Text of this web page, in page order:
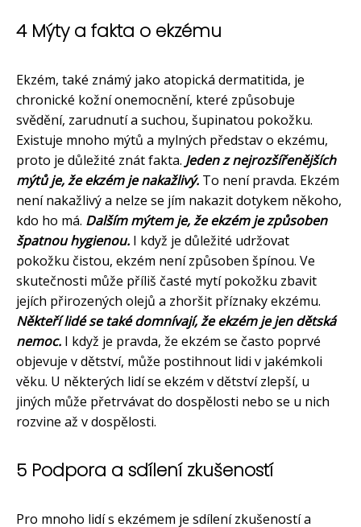
4 Mýty a fakta o ekzému
Ekzém, také známý jako atopická dermatitida, je
chronické kožní onemocnění, které způsobuje
svědění, zarudnutí a suchou, šupinatou pokožku.
Existuje mnoho mýtů a mylných představ o ekzému,
proto je důležité znát fakta. Jeden z nejrozšířenějších
mýtů je, že ekzém je nakažlivý. To není pravda. Ekzém
není nakažlivý a nelze se jím nakazit dotykem někoho,
kdo ho má. Dalším mýtem je, že ekzém je způsoben
špatnou hygienou. I když je důležité udržovat
pokožku čistou, ekzém není způsoben špínou. Ve
skutečnosti může příliš časté mytí pokožku zbavit
jejích přirozených olejů a zhoršit příznaky ekzému.
Někteří lidé se také domnívají, že ekzém je jen dětská
nemoc. I když je pravda, že ekzém se často poprvé
objevuje v dětství, může postihnout lidi v jakémkoli
věku. U některých lidí se ekzém v dětství zlepší, u
jiných může přetrvávat do dospělosti nebo se u nich
rozvine až v dospělosti.
5 Podpora a sdílení zkušeností
Pro mnoho lidí s ekzémem je sdílení zkušeností a